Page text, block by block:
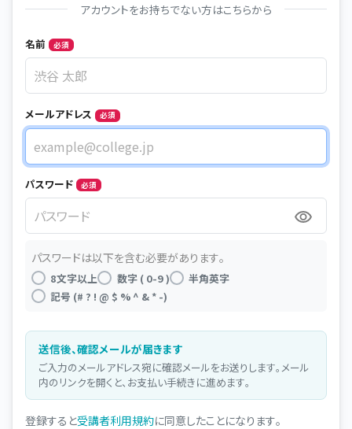
アカウントをお持ちでない方はこちらから
Name
名前 必須
メールアドレス 必須
メールアドレス
パスワード 必須
パスワード
パスワードは以下を含む必要があります。
8文字以上 数字 ( 0-9 )
半角英字
記号 (# ? ! @ $ % ^ & * -)
送信後、確認メールが届きます
ご入力のメールアドレス宛に確認メールをお送りします。メール
内のリンクを開くと、お支払い手続きに進めます。
登録すると受講者利用規約に同意したことになります。